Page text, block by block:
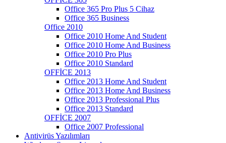
Office 365 Pro Plus 5 Cihaz
Office 365 Business
Office 2010
Office 2010 Home And Student
Office 2010 Home And Business
Office 2010 Pro Plus
Office 2010 Standard
OFFİCE 2013
Office 2013 Home And Student
Office 2013 Home And Business
Office 2013 Professional Plus
Office 2013 Standard
OFFİCE 2007
Office 2007 Professional
Antivirüs Yazılımları